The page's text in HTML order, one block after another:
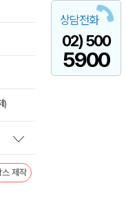
상담전화
02) 500
5900
)
스 제작